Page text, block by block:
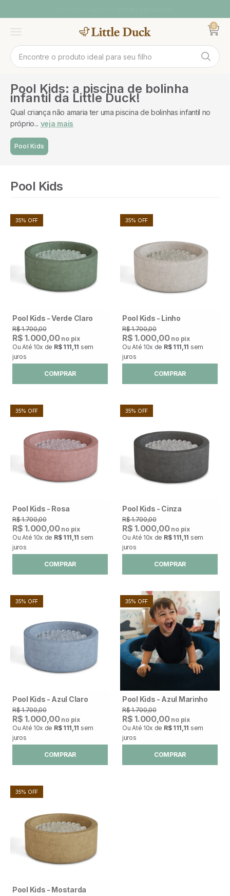
Abrir menu Abrir
0
Pool Kids: a piscina de bolinha
infantil da Little Duck!
Qual criança não amaria ter uma piscina de bolinhas infantil no
próprio... veja mais
Pool Kids
Pool Kids
35% OFF
Pool Kids - Verde Claro
R$ 1.700,00
R$ 1.000,00no pix
Ou Até 10x de R$ 111,11 sem
juros
COMPRAR
35% OFF
Pool Kids - Linho
R$ 1.700,00
R$ 1.000,00no pix
Ou Até 10x de R$ 111,11 sem
juros
COMPRAR
35% OFF
Pool Kids - Rosa
R$ 1.700,00
R$ 1.000,00no pix
Ou Até 10x de R$ 111,11 sem
juros
COMPRAR
35% OFF
R$ 1.700,00
R$ 1.000,00no pix
Ou Até 10x de R$ 111,11 sem
juros
COMPRAR
35% OFF
Pool Kids - Azul Claro
R$ 1.700,00
R$ 1.000,00no pix
Ou Até 10x de R$ 111,11 sem
juros
COMPRAR
35% OFF
Pool Kids - Azul Marinho
R$ 1.700,00
R$ 1.000,00no pix
Ou Até 10x de R$ 111,11 sem
juros
COMPRAR
35% OFF
Pool Kids - Mostarda